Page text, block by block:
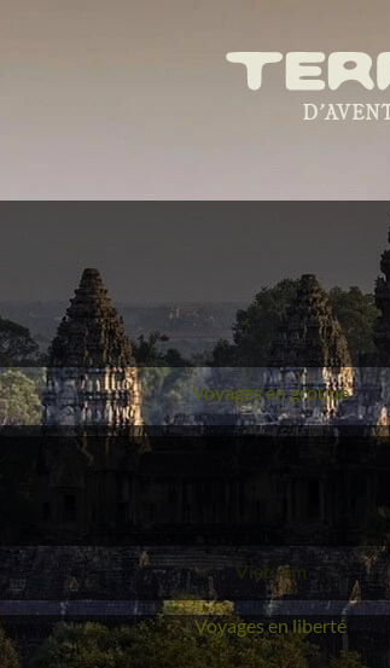
Voyage
Vietnam
Voyages en groupe
Voyages en liberté